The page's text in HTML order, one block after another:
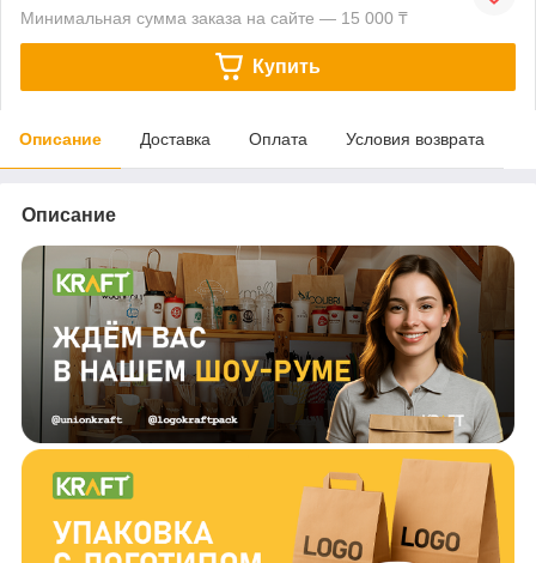
Минимальная сумма заказа на сайте — 15 000 ₸
Купить
Описание Доставка Оплата Условия возврата
Описание